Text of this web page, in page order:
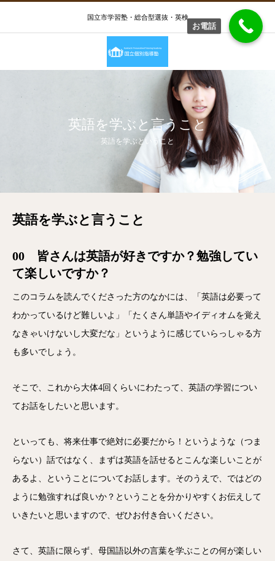
国立市学習塾・総合型選抜・英検
英語を学ぶと言うこと
英語を学ぶということ
英語を学ぶと言うこと
00 皆さんは英語が好きですか？勉強してい
て楽しいですか？
このコラムを読んでくださった方のなかには、「英語は必要って
わかっているけど難しいよ」「たくさん単語やイディオムを覚え
なきゃいけないし大変だな」というように感じていらっしゃる方
も多いでしょう。
そこで、これから大体4回くらいにわたって、英語の学習につい
てお話をしたいと思います。
といっても、将来仕事で絶対に必要だから！というような（つま
らない）話ではなく、まずは英語を話せるとこんな楽しいことが
あるよ、ということについてお話します。そのうえで、ではどの
ように勉強すれば良いか？ということを分かりやすくお伝えして
いきたいと思いますので、ぜひお付き合いください。
さて、英語に限らず、母国語以外の言葉を学ぶことの何が楽しい
お電話